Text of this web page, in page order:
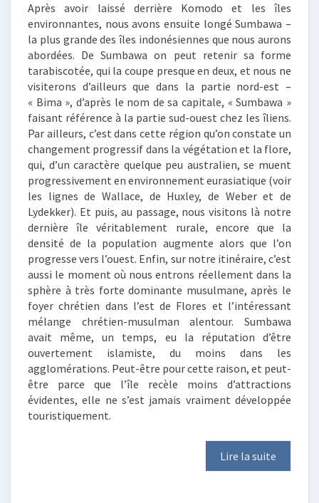
Après avoir laissé derrière Komodo et les îles
environnantes, nous avons ensuite longé Sumbawa –
la plus grande des îles indonésiennes que nous aurons
abordées. De Sumbawa on peut retenir sa forme
tarabiscotée, qui la coupe presque en deux, et nous ne
visiterons d’ailleurs que dans la partie nord-est –
« Bima », d’après le nom de sa capitale, « Sumbawa »
faisant référence à la partie sud-ouest chez les îliens.
Par ailleurs, c’est dans cette région qu’on constate un
changement progressif dans la végétation et la flore,
qui, d’un caractère quelque peu australien, se muent
progressivement en environnement eurasiatique (voir
les lignes de Wallace, de Huxley, de Weber et de
Lydekker). Et puis, au passage, nous visitons là notre
dernière île véritablement rurale, encore que la
densité de la population augmente alors que l’on
progresse vers l’ouest. Enfin, sur notre itinéraire, c’est
aussi le moment où nous entrons réellement dans la
sphère à très forte dominante musulmane, après le
foyer chrétien dans l’est de Flores et l’intéressant
mélange chrétien-musulman alentour. Sumbawa
avait même, un temps, eu la réputation d’être
ouvertement islamiste, du moins dans les
agglomérations. Peut-être pour cette raison, et peut-
être parce que l’île recèle moins d’attractions
évidentes, elle ne s’est jamais vraiment développée
touristiquement.
Lire la suite